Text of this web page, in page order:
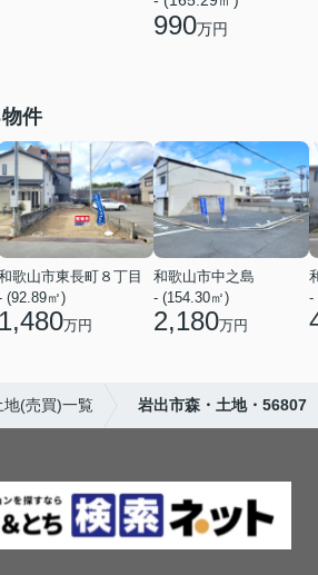
990万円
件
歌山市東長町８丁目
(92.89㎡)
1,480万円
和歌山市中之島
- (154.30㎡)
2,180万円
-
地(売買)一覧 岩出市森・土地・56807